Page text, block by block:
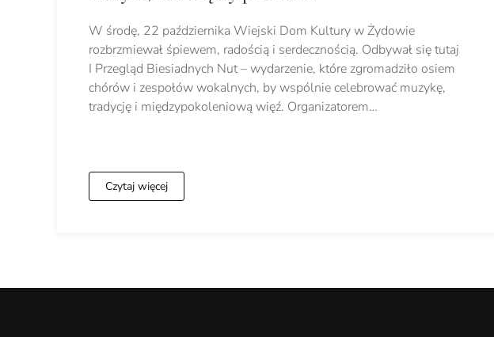
W środę, 22 października Wiejski Dom Kultury w Żydowie
rozbrzmiewał śpiewem, radością i serdecznością. Odbywał się tutaj
I Przegląd Biesiadnych Nut – wydarzenie, które zgromadziło osiem
chórów i zespołów wokalnych, by wspólnie celebrować muzykę,
tradycję i międzypokoleniową więź. Organizatorem…
Czytaj więcej